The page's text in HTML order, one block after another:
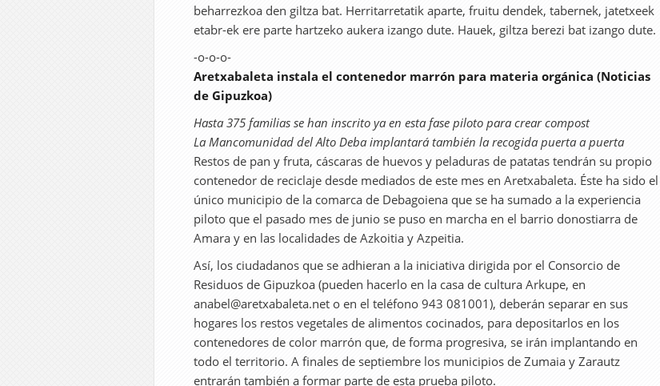
beharrezkoa den giltza bat. Herritarretatik aparte, fruitu dendek, tabernek, jatetxeek
etabr-ek ere parte hartzeko aukera izango dute. Hauek, giltza berezi bat izango dute.
-o-o-o-
Aretxabaleta instala el contenedor marrón para materia orgánica (Noticias
de Gipuzkoa)
Hasta 375 familias se han inscrito ya en esta fase piloto para crear compost
La Mancomunidad del Alto Deba implantará también la recogida puerta a puerta
Restos de pan y fruta, cáscaras de huevos y peladuras de patatas tendrán su propio
contenedor de reciclaje desde mediados de este mes en Aretxabaleta. Éste ha sido el
único municipio de la comarca de Debagoiena que se ha sumado a la experiencia
piloto que el pasado mes de junio se puso en marcha en el barrio donostiarra de
Amara y en las localidades de Azkoitia y Azpeitia.
Así, los ciudadanos que se adhieran a la iniciativa dirigida por el Consorcio de
Residuos de Gipuzkoa (pueden hacerlo en la casa de cultura Arkupe, en
anabel@aretxabaleta.net o en el teléfono 943 081001), deberán separar en sus
hogares los restos vegetales de alimentos cocinados, para depositarlos en los
contenedores de color marrón que, de forma progresiva, se irán implantando en
todo el territorio. A finales de septiembre los municipios de Zumaia y Zarautz
entrarán también a formar parte de esta prueba piloto.